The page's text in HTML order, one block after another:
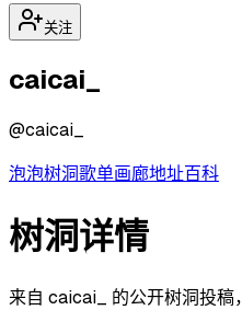
关注
caicai_
@caicai_
泡泡树洞歌单画廊地址百科
树洞详情
来自 caicai_ 的公开树洞投